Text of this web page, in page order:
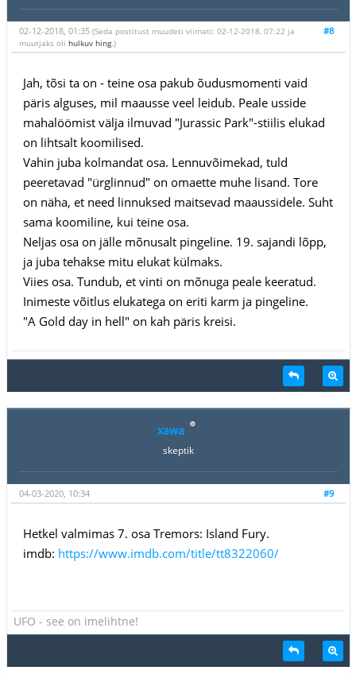
#8
02-12-2018, 01:35 (Seda postitust muudeti viimati: 02-12-2018, 07:22 ja
muutjaks oli hulkuv hing.)
Jah, tõsi ta on - teine osa pakub õudusmomenti vaid
päris alguses, mil maausse veel leidub. Peale usside
mahalöömist välja ilmuvad "Jurassic Park"-stiilis elukad
on lihtsalt koomilised.
Vahin juba kolmandat osa. Lennuvõimekad, tuld
peeretavad "ürglinnud" on omaette muhe lisand. Tore
on näha, et need linnuksed maitsevad maaussidele. Suht
sama koomiline, kui teine osa.
Neljas osa on jälle mõnusalt pingeline. 19. sajandi lõpp,
ja juba tehakse mitu elukat külmaks.
Viies osa. Tundub, et vinti on mõnuga peale keeratud.
Inimeste võitlus elukatega on eriti karm ja pingeline.
"A Gold day in hell" on kah päris kreisi.
xawa
skeptik
#9
04-03-2020, 10:34
Hetkel valmimas 7. osa Tremors: Island Fury.
imdb: https://www.imdb.com/title/tt8322060/
UFO - see on imelihtne!